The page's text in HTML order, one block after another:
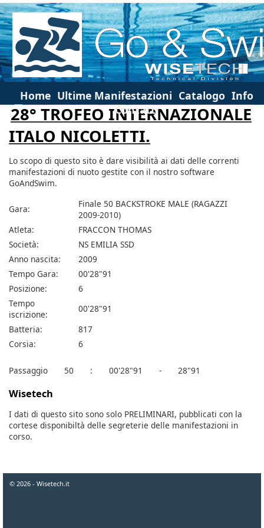
Home Ultime Manifestazioni Catalogo Info
Contatti
28° TROFEO INTERNAZIONALE
ITALO NICOLETTI.
Lo scopo di questo sito è dare visibilità ai dati delle correnti
manifestazioni di nuoto gestite con il nostro software
GoAndSwim.
Gara:
Finale 50 BACKSTROKE MALE (RAGAZZI
2009-2010)
Atleta:
FRACCON THOMAS
Società:
NS EMILIA SSD
Anno nascita:
2009
Tempo Gara:
00'28"91
Posizione:
6
Tempo
iscrizione:
00'28"91
Batteria:
817
Corsia:
6
Passaggio 50 : 00'28"91 - 28"91
Wisetech
I dati di questo sito sono solo PRELIMINARI, pubblicati con la
cortese disponibiltà delle segreterie delle manifestazioni in
corso.
© 2026 - Wisetech.it